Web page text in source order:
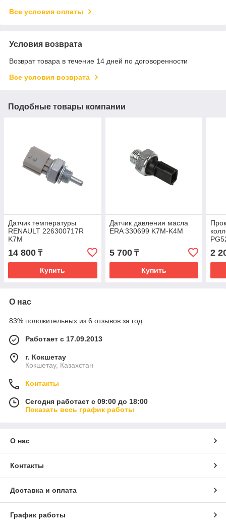
Все условия оплаты
Условия возврата
Возврат товара в течение 14 дней по договоренности
Все условия возврата
Подобные товары компании
Датчик температуры
RENAULT 226300717R
K7M
14 800 ₸
Купить
Датчик давления масла
ERA 330699 K7M-K4M
5 700₸
Купить
2
О нас
83% положительных из 6 отзывов за год
Работает с 17.09.2013
г. Кокшетау
Кокшетау, Казахстан
Контакты
Сегодня работает с 09:00 до 18:00
Показать весь график работы
О нас
Контакты
Доставка и оплата
График работы